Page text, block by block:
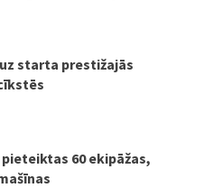
starta prestižajās
60 ekipāžas,